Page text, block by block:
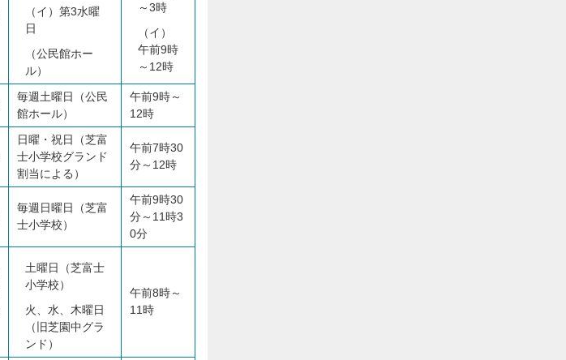
（イ）第3水曜
日
（公民館ホー
ル）
～3時
（イ）
午前9時
～12時
毎週土曜日（公民
館ホール）
午前9時～
12時
日曜・祝日（芝富
士小学校グランド
割当による）
午前7時30
分～12時
毎週日曜日（芝富
士小学校）
午前9時30
分～11時3
0分
土曜日（芝富士
小学校）
火、水、木曜日
（旧芝園中グラ
ンド）
午前8時～
11時